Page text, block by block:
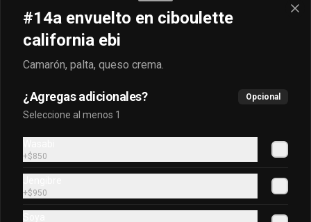
$4.500
#13b envuelto en masago
Kanikama, palta cebollín.
$4.500
#13c envuelto en sésamo
california kani
#14a envuelto en ciboulette
california ebi
Camarón, palta, queso crema.
¿Agregas adicionales? Opcional
Seleccione al menos 1
+$850
+$950